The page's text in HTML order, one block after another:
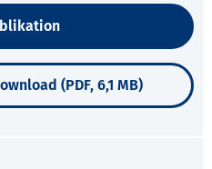
(PDF, 6,1 MB)